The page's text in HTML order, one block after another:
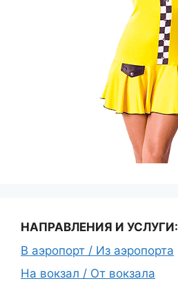
НАПРАВЛЕНИЯ И УСЛУГИ:
В аэропорт / Из аэропорта
На вокзал / От вокзала